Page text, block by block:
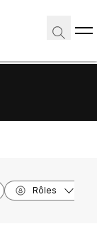
Rôles